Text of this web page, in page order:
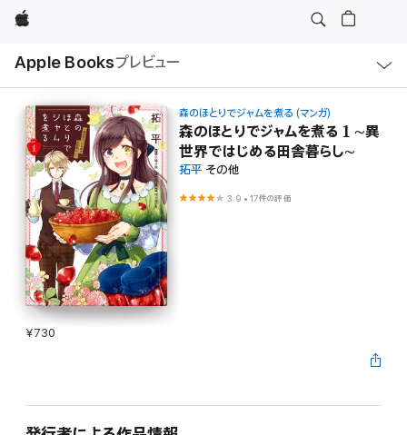
Apple
Apple Booksプレビュー
ル
森のほとりでジャムを煮る (マンガ)
森のほとりでジャムを煮る 1 ~異
世界ではじめる田舎暮らし~
拓平 その他
3.9 •17件の評価
¥730